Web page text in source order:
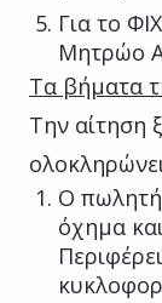
Για το
Μητρώο
Τα βήματα
Την αίτηση
Ο
όχημα